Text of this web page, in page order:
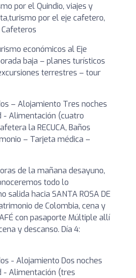
por el Quindio, viajes y
por el eje cafetero,
económicos al Eje
baja – planes turísticos
terrestres – tour
– Alojamiento Tres noches
- Alimentación (cuatro
la RECUCA, Baños
– Tarjeta médica –
de la mañana desayuno,
todo lo
salida hacia SANTA ROSA DE
de Colombia, cena y
con pasaporte Múltiple allí
y descanso. Día 4:
- Alojamiento Dos noches
- Alimentación (tres